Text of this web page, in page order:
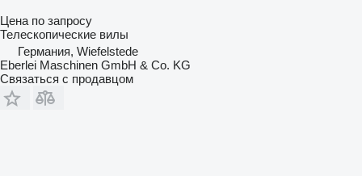
Цена по запросу
Телескопические вилы
Германия, Wiefelstede
Eberlei Maschinen GmbH & Co. KG
Связаться с продавцом